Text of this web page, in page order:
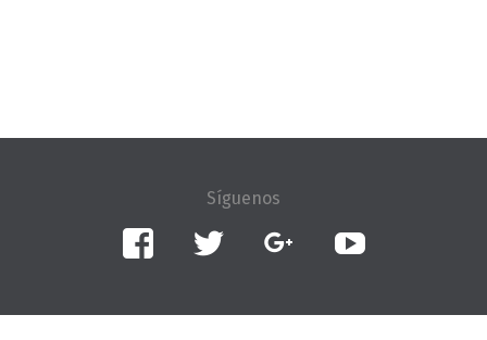
Facebook Twitter Google+